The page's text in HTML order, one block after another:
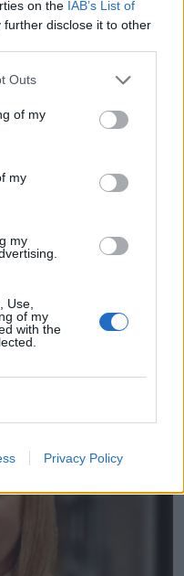
on the IAB’s List of
further disclose it to other
Outs
of my
my
my
Use,
of my
with the
Privacy Policy
Latvijā radīts digitāls
tests